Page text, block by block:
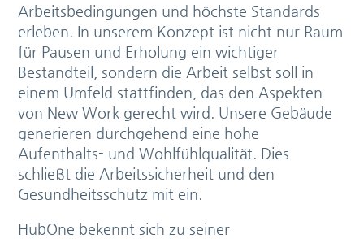
Arbeitsbedingungen und höchste Standards
erleben. In unserem Konzept ist nicht nur Raum
für Pausen und Erholung ein wichtiger
Bestandteil, sondern die Arbeit selbst soll in
einem Umfeld stattfinden, das den Aspekten
von New Work gerecht wird. Unsere Gebäude
generieren durchgehend eine hohe
Aufenthalts- und Wohlfühlqualität. Dies
schließt die Arbeitssicherheit und den
Gesundheitsschutz mit ein.
HubOne bekennt sich zu seiner